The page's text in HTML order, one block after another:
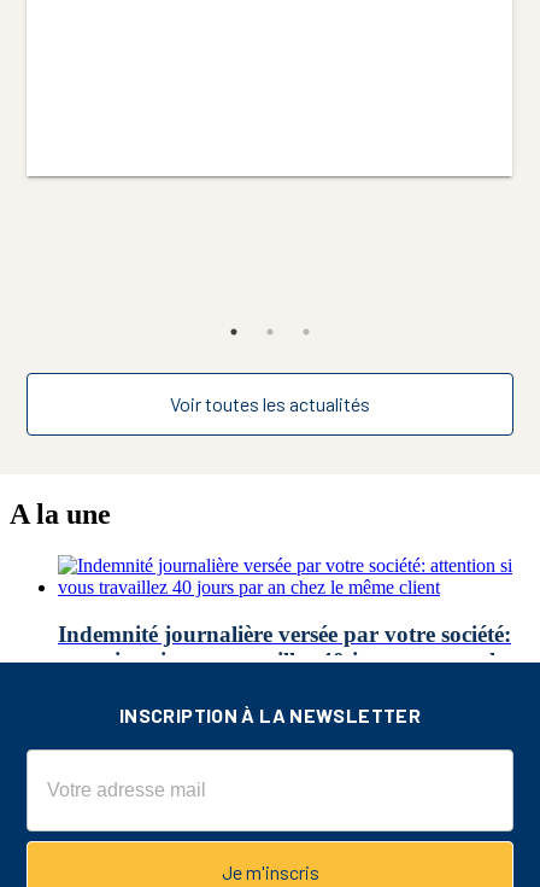
Voir toutes les actualités
INSCRIPTION À LA NEWSLETTER